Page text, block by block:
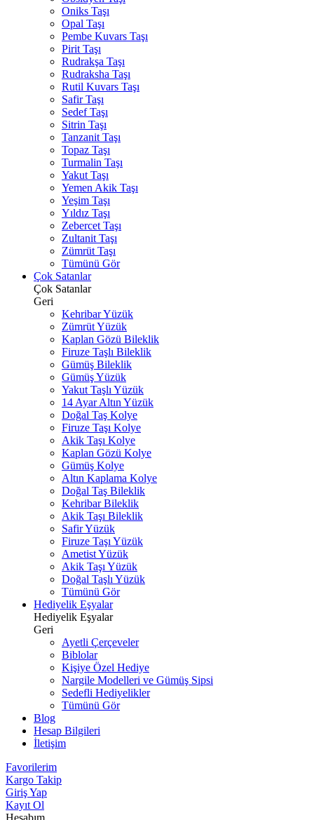
Oniks Taşı
Opal Taşı
Pembe Kuvars Taşı
Pirit Taşı
Rudrakşa Taşı
Rudraksha Taşı
Rutil Kuvars Taşı
Safir Taşı
Sedef Taşı
Sitrin Taşı
Tanzanit Taşı
Topaz Taşı
Turmalin Taşı
Yakut Taşı
Yemen Akik Taşı
Yeşim Taşı
Yıldız Taşı
Zebercet Taşı
Zultanit Taşı
Zümrüt Taşı
Tümünü Gör
Çok Satanlar
Çok Satanlar
Geri
Kehribar Yüzük
Zümrüt Yüzük
Kaplan Gözü Bileklik
Firuze Taşlı Bileklik
Gümüş Bileklik
Gümüş Yüzük
Yakut Taşlı Yüzük
14 Ayar Altın Yüzük
Doğal Taş Kolye
Firuze Taşı Kolye
Akik Taşı Kolye
Kaplan Gözü Kolye
Gümüş Kolye
Altın Kaplama Kolye
Doğal Taş Bileklik
Kehribar Bileklik
Akik Taşı Bileklik
Safir Yüzük
Firuze Taşı Yüzük
Ametist Yüzük
Akik Taşı Yüzük
Doğal Taşlı Yüzük
Tümünü Gör
Hediyelik Eşyalar
Hediyelik Eşyalar
Geri
Ayetli Çerçeveler
Biblolar
Kişiye Özel Hediye
Nargile Modelleri ve Gümüş Sipsi
Sedefli Hediyelikler
Tümünü Gör
Blog
Hesap Bilgileri
İletişim
Favorilerim
Kargo Takip
Giriş Yap
Kayıt Ol
Hesabım